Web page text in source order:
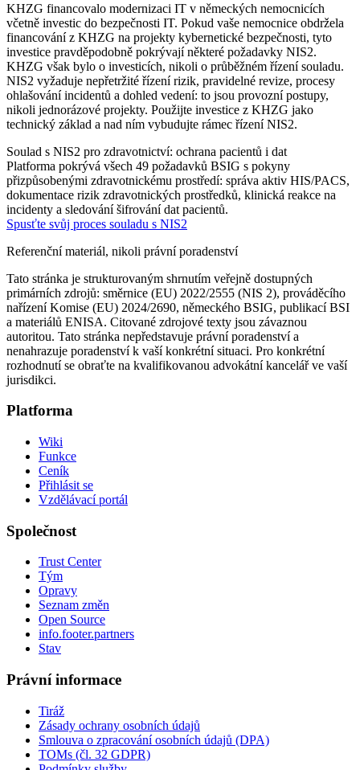
KHZG financovalo modernizaci IT v německých nemocnicích
včetně investic do bezpečnosti IT. Pokud vaše nemocnice obdržela
financování z KHZG na projekty kybernetické bezpečnosti, tyto
investice pravděpodobně pokrývají některé požadavky NIS2.
KHZG však bylo o investicích, nikoli o průběžném řízení souladu.
NIS2 vyžaduje nepřetržité řízení rizik, pravidelné revize, procesy
ohlašování incidentů a dohled vedení: to jsou provozní postupy,
nikoli jednorázové projekty. Použijte investice z KHZG jako
technický základ a nad ním vybudujte rámec řízení NIS2.
Soulad s NIS2 pro zdravotnictví: ochrana pacientů i dat
Platforma pokrývá všech 49 požadavků BSIG s pokyny
přizpůsobenými zdravotnickému prostředí: správa aktiv HIS/PACS,
dokumentace rizik zdravotnických prostředků, klinická reakce na
incidenty a sledování šifrování dat pacientů.
Spusťte svůj proces souladu s NIS2
Referenční materiál, nikoli právní poradenství
Tato stránka je strukturovaným shrnutím veřejně dostupných
primárních zdrojů: směrnice (EU) 2022/2555 (NIS 2), prováděcího
nařízení Komise (EU) 2024/2690, německého BSIG, publikací BSI
a materiálů ENISA. Citované zdrojové texty jsou závaznou
autoritou. Tato stránka nepředstavuje právní poradenství a
nenahrazuje poradenství k vaší konkrétní situaci. Pro konkrétní
rozhodnutí se obraťte na kvalifikovanou advokátní kancelář ve vaší
jurisdikci.
Platforma
Wiki
Funkce
Ceník
Přihlásit se
Vzdělávací portál
Společnost
Trust Center
Tým
Opravy
Seznam změn
Open Source
info.footer.partners
Stav
Právní informace
Tiráž
Zásady ochrany osobních údajů
Smlouva o zpracování osobních údajů (DPA)
TOMs (čl. 32 GDPR)